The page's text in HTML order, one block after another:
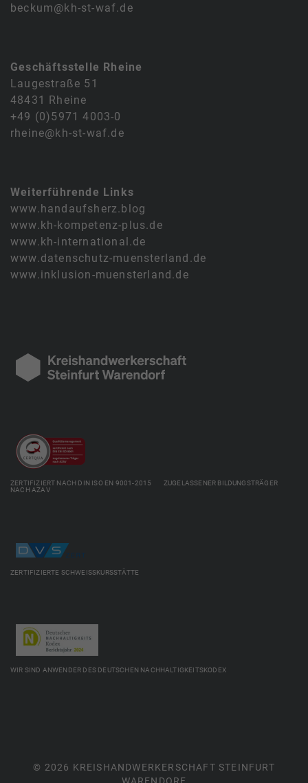
beckum@kh-st-waf.de
Geschäftsstelle Rheine
Laugestraße 51
48431 Rheine
+49 (0)5971 4003-0
rheine@kh-st-waf.de
Weiterführende Links
www.handaufsherz.blog
www.kh-kompetenz-plus.de
www.kh-international.de
www.datenschutz-muensterland.de
www.inklusion-muensterland.de
ZERTIFIZIERT NACH DIN ISO EN 9001-2015 ZUGELASSENER BILDUNGSTRÄGER
NACH AZAV
ZERTIFIZIERTE SCHWEISSKURSSTÄTTE
WIR SIND ANWENDER DES DEUTSCHEN NACHHALTIGKEITSKODEX
© 2026 KREISHANDWERKERSCHAFT STEINFURT
WARENDORF